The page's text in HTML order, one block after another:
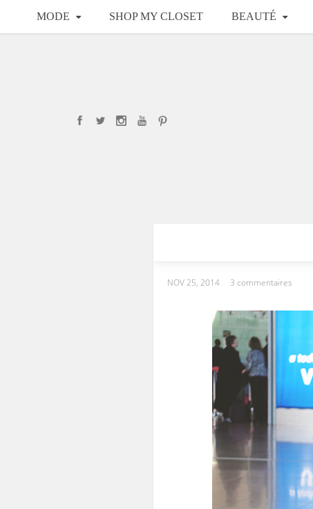
MODE SHOP MY CLOSET BEAUTÉ
NOV 25, 2014 3 commentaires